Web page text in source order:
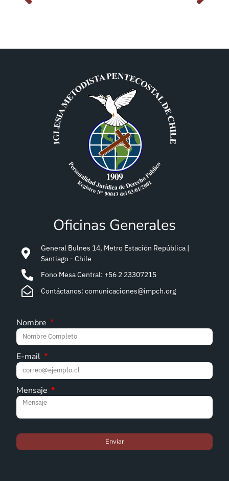
Oficinas Generales
General Bulnes 14, Metro Estación República |
Santiago - Chile
Fono Mesa Central: +56 2 23307215
Contáctanos: comunicaciones@impch.org
Nombre
E-mail
Mensaje
Enviar